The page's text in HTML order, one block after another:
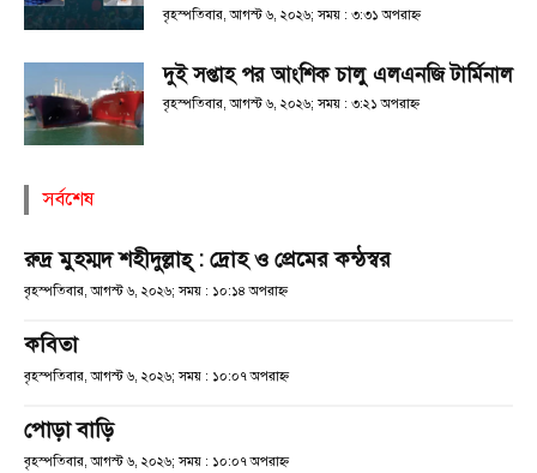
বৃহস্পতিবার, আগস্ট ৬, ২০২৬; সময় : ৩:৩১ অপরাহ্ণ
দুই সপ্তাহ পর আংশিক চালু এলএনজি টার্মিনাল
বৃহস্পতিবার, আগস্ট ৬, ২০২৬; সময় : ৩:২১ অপরাহ্ণ
সর্বশেষ
রুদ্র মুহম্মদ শহীদুল্লাহ্ : দ্রোহ ও প্রেমের কন্ঠস্বর
বৃহস্পতিবার, আগস্ট ৬, ২০২৬; সময় : ১০:১৪ অপরাহ্ণ
কবিতা
বৃহস্পতিবার, আগস্ট ৬, ২০২৬; সময় : ১০:০৭ অপরাহ্ণ
পোড়া বাড়ি
বৃহস্পতিবার, আগস্ট ৬, ২০২৬; সময় : ১০:০৭ অপরাহ্ণ